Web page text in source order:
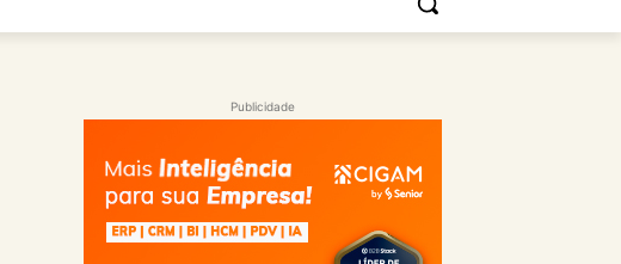
Publicidade